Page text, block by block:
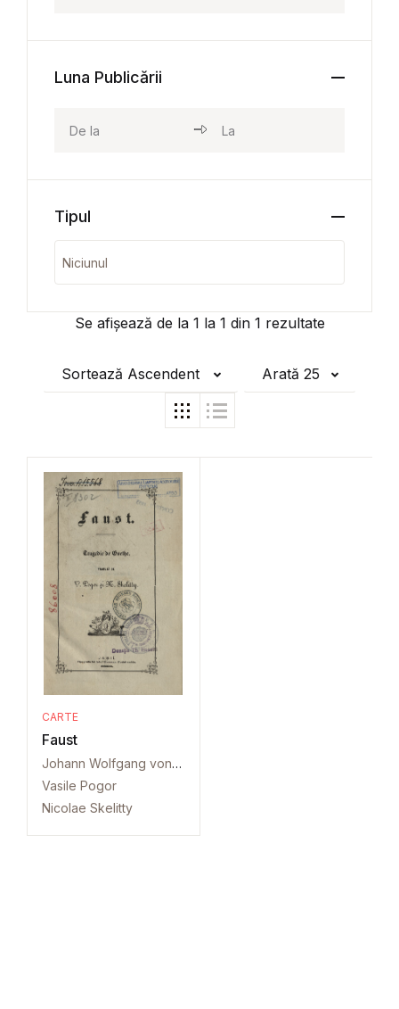
Se afișează de la 1 la 1 din 1 rezultate
Sortează Ascendent Arată 25
CARTE
Faust
Johann Wolfgang von Goethe
Vasile Pogor
Nicolae Skelitty
Luna Publicării
Tipul